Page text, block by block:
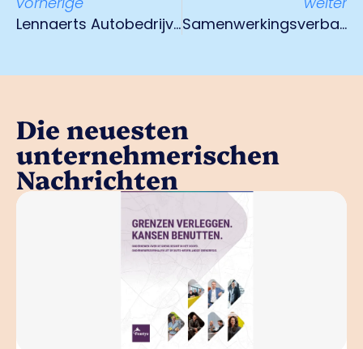
Lennaerts Autobedrijven maakt doorstart
Samenwerkingsverband Euregio Rijn-Maas-Noord nu opleidingsbedrijf
Die neuesten
unternehmerischen
Nachrichten